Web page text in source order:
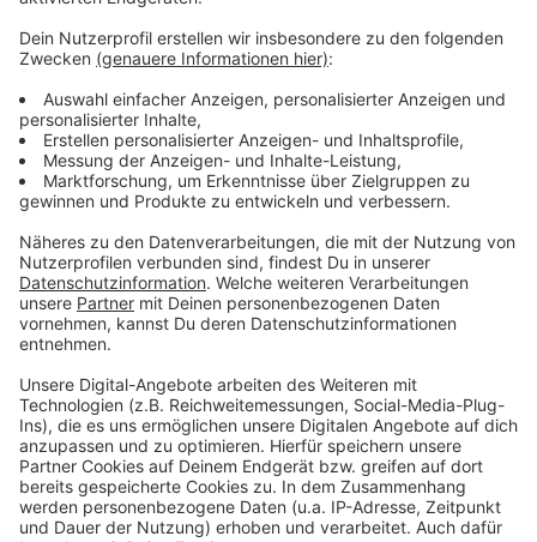
Die Brücke über die A1 in Alkenrath Schlebuschrath
Wilhelm-Leuschner-Straße in Alkenrath
Der Bereich Oulustraße/Gezelinallee in Schlebusch
(Fahrradzone)
Ob die Fahrradstraßen wirklich kommen, muss jetzt der
Stadtrat entscheiden.
Anzeige
Anzeige